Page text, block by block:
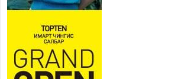
байна
Аяллаа зөв төлөвлөхийг иргэдэд зөвлөж байна
2026 оны 7 сар 16 / 11 цаг 50 минут
Үер усны болзошгүй аюулаас сэргийлж,
холбогдох байгууллагууд өндөржүүлсэн бэлэн